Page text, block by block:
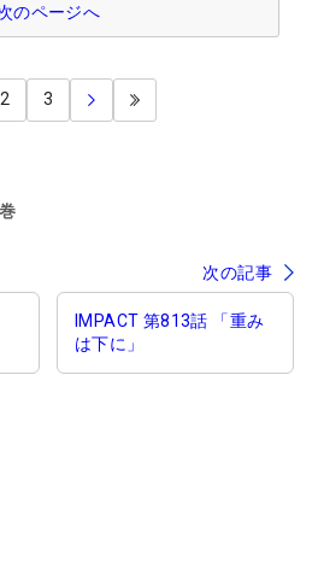
のページへ
2 3
次の記事
IMPACT 第813話 「重み
は下に」